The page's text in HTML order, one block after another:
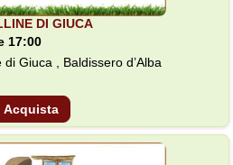
DI GIUCA
17:00
Giuca , Baldissero d’Alba
Acquista